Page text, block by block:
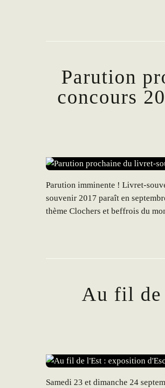
Parution
concours
Parution imminente ! Livret-
souvenir 2017 paraît en
thème Clochers et beffrois du
Au fil de
Samedi 23 et dimanche 24